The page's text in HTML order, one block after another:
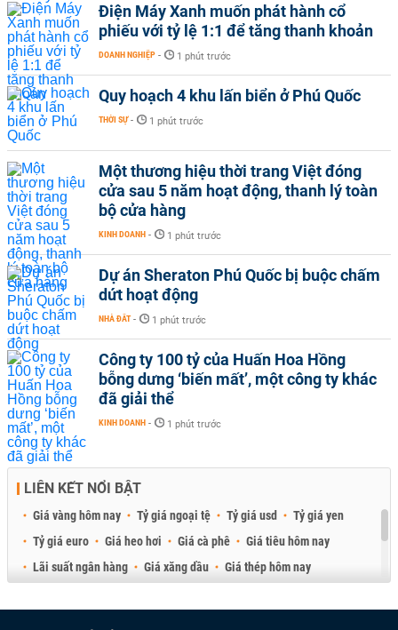
Điện Máy Xanh muốn phát hành cổ
phiếu với tỷ lệ 1:1 để tăng thanh khoản
DOANH NGHIỆP - 1 phút trước
Quy hoạch 4 khu lấn biển ở Phú Quốc
THỜI SỰ - 1 phút trước
Một thương hiệu thời trang Việt đóng
cửa sau 5 năm hoạt động, thanh lý toàn
bộ cửa hàng
KINH DOANH - 1 phút trước
Dự án Sheraton Phú Quốc bị buộc chấm
dứt hoạt động
NHÀ ĐẤT - 1 phút trước
Công ty 100 tỷ của Huấn Hoa Hồng
bỗng dưng ‘biến mất’, một công ty khác
đã giải thể
KINH DOANH - 1 phút trước
LIÊN KẾT NỔI BẬT
Giá vàng hôm nay Tỷ giá ngoại tệ Tỷ giá usd
Tỷ giá yen
Tỷ giá euro
Giá heo hơi Giá cà phê
Giá tiêu hôm nay
Lãi suất ngân hàng
Giá xăng dầu
Giá thép hôm nay